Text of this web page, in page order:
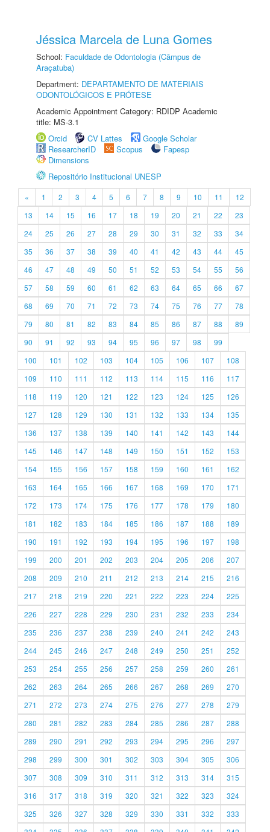
Jéssica Marcela de Luna Gomes
School: Faculdade de Odontologia (Câmpus de
Araçatuba)
Department: DEPARTAMENTO DE MATERIAIS
ODONTOLÓGICOS E PRÓTESE
Academic Appointment Category: RDIDP Academic
title: MS-3.1
Orcid
CV Lattes
Google Scholar
ResearcherID
Scopus
Fapesp
Dimensions
Repositório Institucional UNESP
« 1 2 3 4 5 6 7 8 9 10 11
12
13
14 15 16 17 18 19 20 21 22
23
24
25 26 27 28 29 30 31 32 33
34
35
36 37 38 39 40 41 42 43 44
45
46
47 48 49 50 51 52 53 54 55
56
57
58 59 60 61 62 63 64 65 66
67
68
69 70 71 72 73 74 75 76 77
78
79
80 81 82 83 84 85 86 87 88
89
90
91 92 93 94 95 96 97 98
99
100
101 102 103 104 105 106 107
108
109
110 111 112 113 114 115 116
117
118
119 120 121 122 123 124 125
126
127
128 129 130 131 132 133 134
135
136
137 138 139 140 141 142 143
144
145
146 147 148 149 150 151 152
153
154
155 156 157 158 159 160 161
162
163
164 165 166 167 168 169 170
171
172
173 174 175 176 177 178 179
180
181
182 183 184 185 186 187 188
189
190
191 192 193 194 195 196 197
198
199
200 201 202 203 204 205 206
207
208
209 210 211 212 213 214 215
216
217
218 219 220 221 222 223 224
225
226
227 228 229 230 231 232 233
234
235
236 237 238 239 240 241 242
243
244
245 246 247 248 249 250 251
252
253
254 255 256 257 258 259 260
261
262
263 264 265 266 267 268 269
270
271
272 273 274 275 276 277 278
279
280
281 282 283 284 285 286 287
288
289
290 291 292 293 294 295 296
297
298
299 300 301 302 303 304 305
306
307
308 309 310 311 312 313 314
315
316
317 318 319 320 321 322 323
324
325
326 327 328 329 330 331 332
333